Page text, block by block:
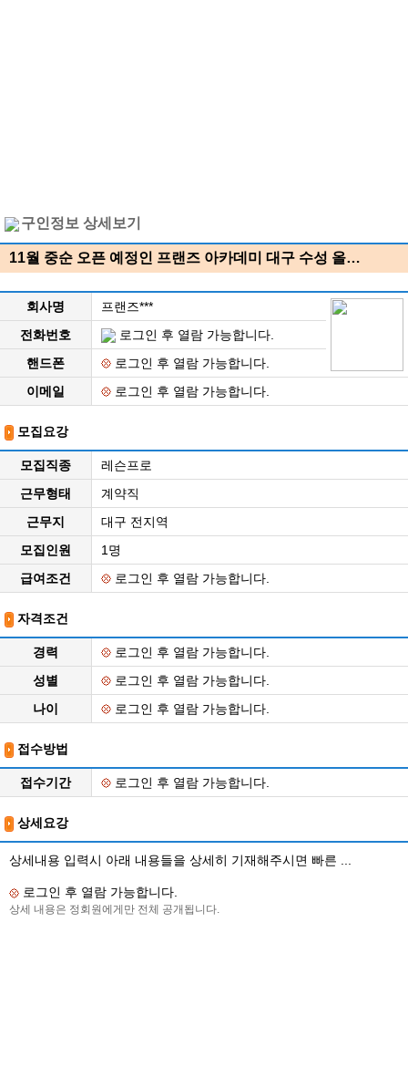
구인정보 상세보기
11월 중순 오픈 예정인 프랜즈 아카데미 대구 수성 올…
회사명
프랜즈***
전화번호
로그인 후 열람 가능합니다.
핸드폰
로그인 후 열람 가능합니다.
이메일
로그인 후 열람 가능합니다.
모집요강
모집직종
레슨프로
근무형태
계약직
근무지
대구 전지역
모집인원
1명
급여조건
로그인 후 열람 가능합니다.
자격조건
경력
로그인 후 열람 가능합니다.
성별
로그인 후 열람 가능합니다.
나이
로그인 후 열람 가능합니다.
접수방법
접수기간 로그인 후 열람 가능합니다.
상세요강
상세내용 입력시 아래 내용들을 상세히 기재해주시면 빠른 ...
로그인 후 열람 가능합니다.
상세 내용은 정회원에게만 전체 공개됩니다.